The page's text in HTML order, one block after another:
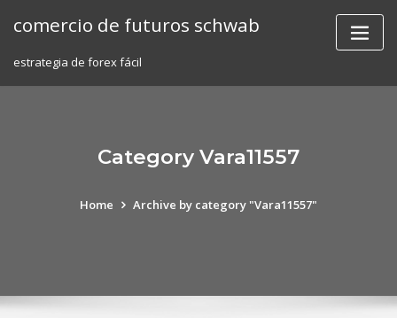
comercio de futuros schwab
estrategia de forex fácil
Category Vara11557
Home Archive by category "Vara11557"